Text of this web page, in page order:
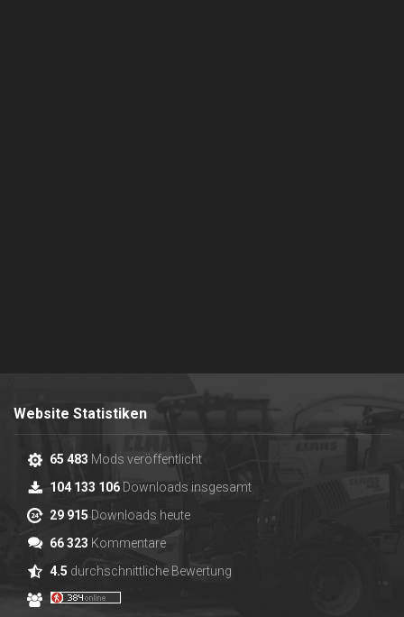
Website Statistiken
65 483 Mods veröffentlicht
104 133 106 Downloads insgesamt
29 915Downloads heute
66 323 Kommentare
4.5 durchschnittliche Bewertung